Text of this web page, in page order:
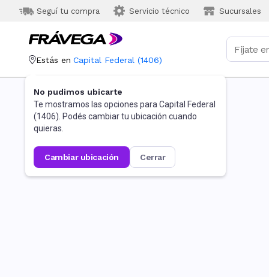
Seguí tu compra Servicio técnico Sucursales
Estás en Capital Federal (1406)
No pudimos ubicarte
Te mostramos las opciones para Capital Federal
(1406). Podés cambiar tu ubicación cuando
quieras.
cambiar ubicación cerrar